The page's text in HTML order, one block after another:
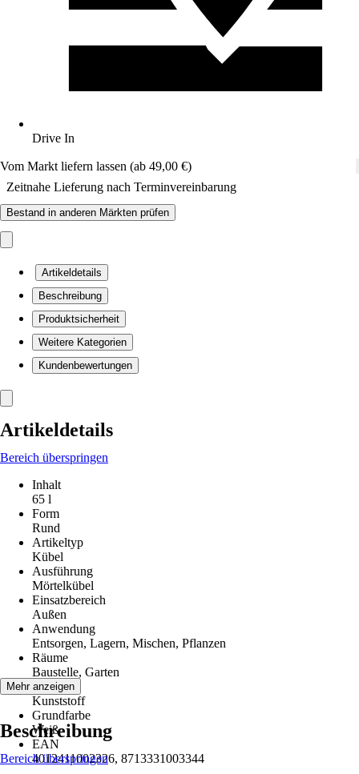
Drive In
Vom Markt liefern lassen (ab 49,00 €)
Zeitnahe Lieferung nach Terminvereinbarung
Bestand in anderen Märkten prüfen
Artikeldetails
Beschreibung
Produktsicherheit
Weitere Kategorien
Kundenbewertungen
Artikeldetails
Bereich überspringen
Inhalt
65 l
Form
Rund
Artikeltyp
Kübel
Ausführung
Mörtelkübel
Einsatzbereich
Außen
Anwendung
Entsorgen, Lagern, Mischen, Pflanzen
Räume
Baustelle, Garten
Material
Kunststoff
Grundfarbe
Weiß
EAN
4012411002326, 8713331003344
Mehr anzeigen
Beschreibung
Bereich überspringen